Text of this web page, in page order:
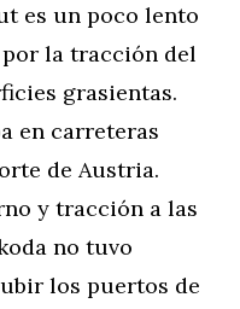
es un poco lento
la tracción del
grasientas.
en carreteras
de Austria.
y tracción a las
no tuvo
los puertos de